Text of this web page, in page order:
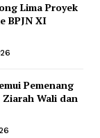
Lima Proyek
BPJN XI
Pemenang
Wali dan